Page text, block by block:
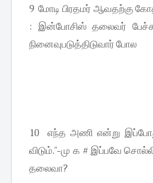
9 மோடி பிரதமர் ஆவதற்கு
: இன்போசிஸ் தலைவர்
நினைவுபடுத்திடுவார் போல
10 எந்த அணி என்று
விடும்."-மு க # இப்பவே
தலைவா?